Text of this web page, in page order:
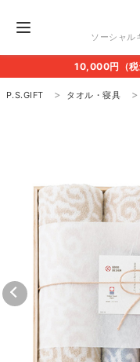
ソーシャル
10,000円（税
P.S.GIFT タオル・寝具